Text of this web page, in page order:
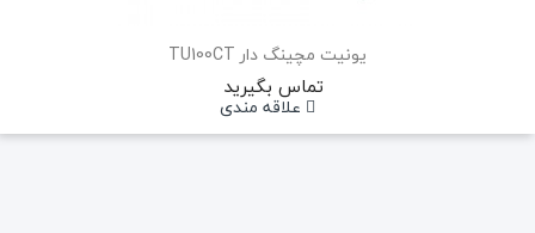
یونیت مچینگ دار TU100CT
تماس بگیرید
علاقه مندی